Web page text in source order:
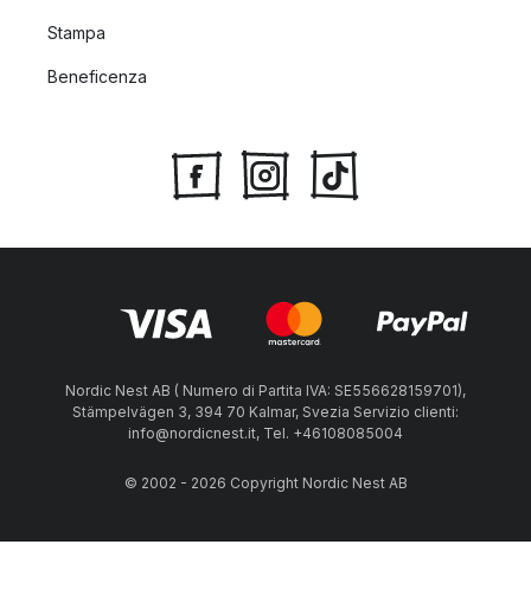
Stampa
Beneficenza
Nordic Nest AB ( Numero di Partita IVA: SE556628159701),
Stämpelvägen 3, 394 70 Kalmar, Svezia Servizio clienti:
info@nordicnest.it, Tel. +46108085004
© 2002 - 2026 Copyright Nordic Nest AB